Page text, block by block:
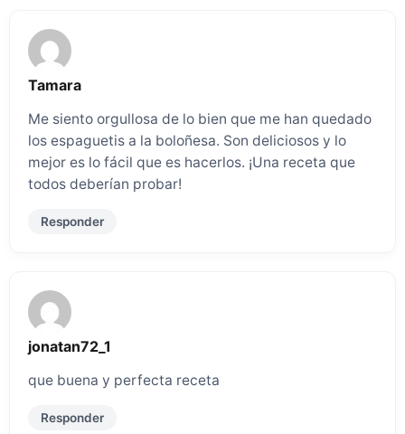
Tamara
Me siento orgullosa de lo bien que me han quedado
los espaguetis a la boloñesa. Son deliciosos y lo
mejor es lo fácil que es hacerlos. ¡Una receta que
todos deberían probar!
Responder
jonatan72_1
que buena y perfecta receta
Responder